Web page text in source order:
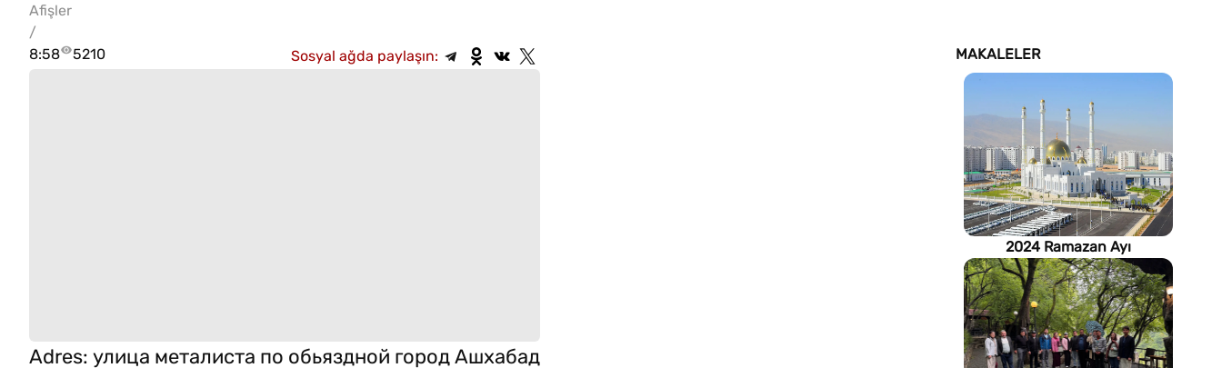
Afişler
/
8:58
5210 Sosyal ağda paylaşın:
Adres: улица металиста по обьяздной город Ашхабад
MAKALELER
2024 Ramazan Ayı
imsakiyesi (Türkmenistan)